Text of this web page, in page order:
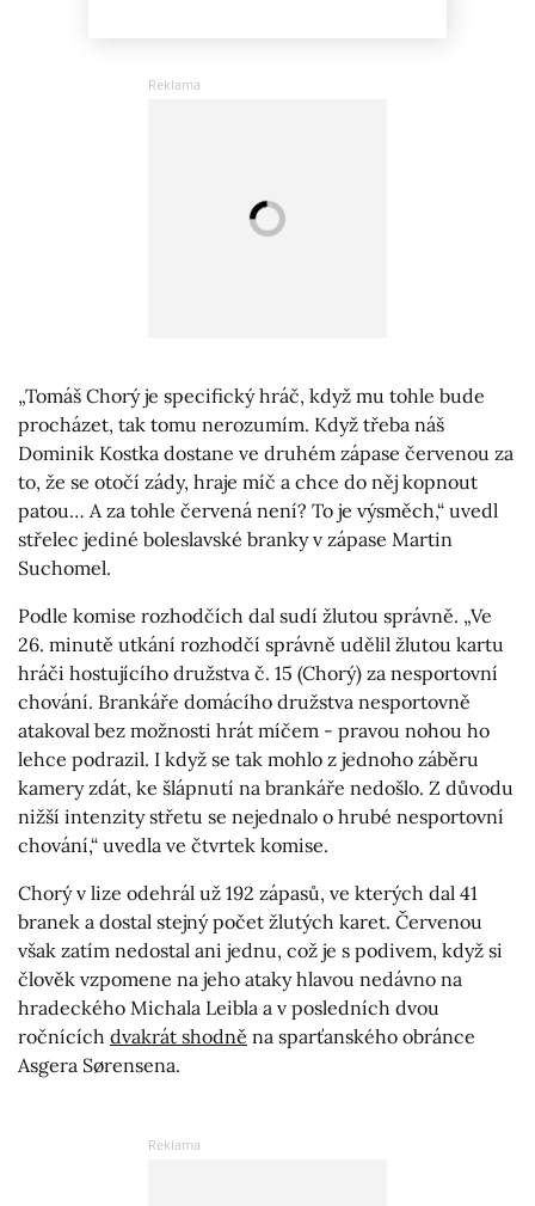
„Tomáš Chorý je specifický hráč, když mu tohle bude
procházet, tak tomu nerozumím. Když třeba náš
Dominik Kostka dostane ve druhém zápase červenou za
to, že se otočí zády, hraje míč a chce do něj kopnout
patou… A za tohle červená není? To je výsměch,“ uvedl
střelec jediné boleslavské branky v zápase Martin
Suchomel.
Podle komise rozhodčích dal sudí žlutou správně. „Ve
26. minutě utkání rozhodčí správně udělil žlutou kartu
hráči hostujícího družstva č. 15 (Chorý) za nesportovní
chování. Brankáře domácího družstva nesportovně
atakoval bez možnosti hrát míčem - pravou nohou ho
lehce podrazil. I když se tak mohlo z jednoho záběru
kamery zdát, ke šlápnutí na brankáře nedošlo. Z důvodu
nižší intenzity střetu se nejednalo o hrubé nesportovní
chování,“ uvedla ve čtvrtek komise.
Chorý v lize odehrál už 192 zápasů, ve kterých dal 41
branek a dostal stejný počet žlutých karet. Červenou
však zatím nedostal ani jednu, což je s podivem, když si
člověk vzpomene na jeho ataky hlavou nedávno na
hradeckého Michala Leibla a v posledních dvou
ročnících dvakrát shodně na sparťanského obránce
Asgera Sørensena.